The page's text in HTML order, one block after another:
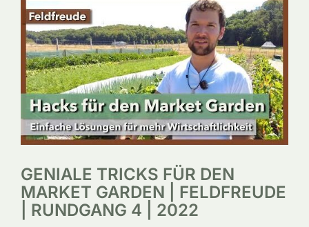
SERVICE
ÜBER UNS
GENIALE TRICKS FÜR DEN
MARKET GARDEN | FELDFREUDE
| RUNDGANG 4 | 2022